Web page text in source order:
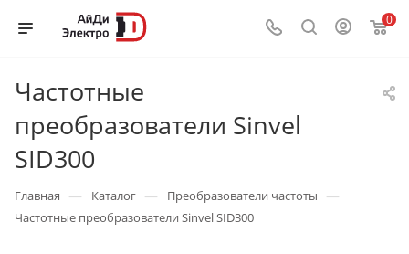
0
Частотные
преобразователи Sinvel
SID300
Главная — Каталог — Преобразователи частоты —
Частотные преобразователи Sinvel SID300